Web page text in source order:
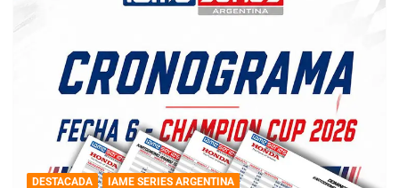
DESTACADA IAME SERIES ARGENTINA